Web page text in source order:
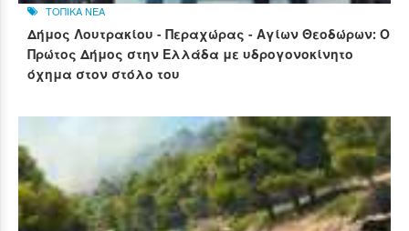
ΤΟΠΙΚΑ ΝΕΑ
Δήμος Λουτρακίου - Περαχώρας - Αγίων Θεοδώρων: Ο
Πρώτος Δήμος στην Ελλάδα με υδρογονοκίνητο
όχημα στον στόλο του